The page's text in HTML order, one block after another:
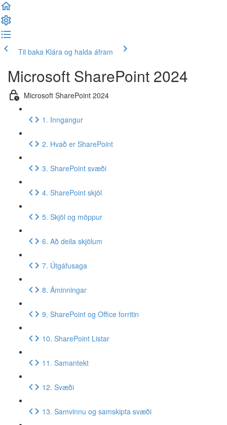
Til baka Klára og halda áfram
Microsoft SharePoint 2024
Microsoft SharePoint 2024
1. Inngangur
2. Hvað er SharePoint
3. SharePoint svæði
4. SharePoint skjöl
5. Skjöl og möppur
6. Að deila skjölum
7. Útgáfusaga
8. Áminningar
9. SharePoint og Office forritin
10. SharePoint Listar
11. Samantekt
12. Svæði
13. Samvinnu og samskipta svæði